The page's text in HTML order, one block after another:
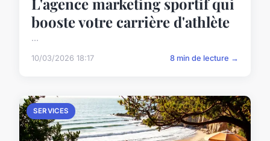
booste votre carrière d'athlète
...
10/03/2026 18:17 8 min de lecture →
SERVICES